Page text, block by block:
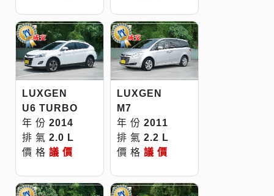
LUXGEN
U6 TURBO
年 份 2014
排 氣 2.0 L
價 格 議 價
LUXGEN
M7
年 份 2011
排 氣 2.2 L
價 格 議 價